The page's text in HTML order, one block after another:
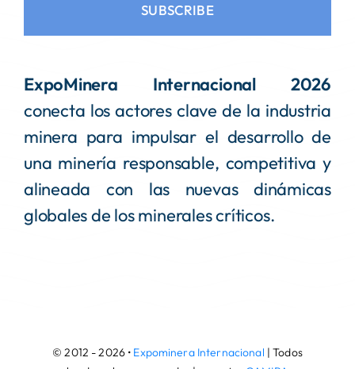
SUBSCRIBE
ExpoMinera Internacional 2026
conecta los actores clave de la industria
minera para impulsar el desarrollo de
una minería responsable, competitiva y
alineada con las nuevas dinámicas
globales de los minerales críticos.
© 2012 - 2026 • Expominera Internacional | Todos